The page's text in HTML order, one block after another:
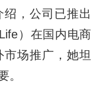
，公司已推出
）在国内电商
场推广，她坦
。